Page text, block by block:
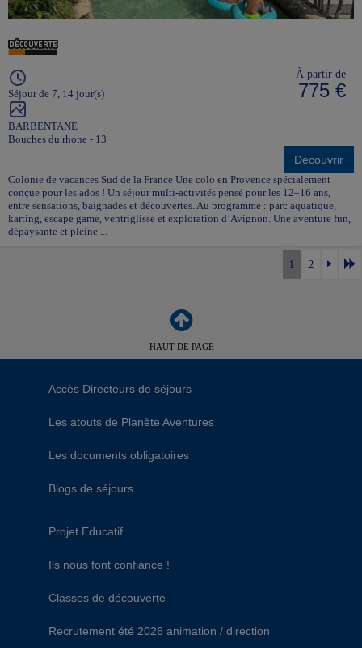
Séjour de 7, 14 jour(s)
BARBENTANE
Bouches du rhone - 13
À partir de
775 €
Découvrir
Colonie de vacances Sud de la France Une colo en Provence spécialement
conçue pour les ados ! Un séjour multi-activités pensé pour les 12–16 ans,
entre sensations, baignades et découvertes. Au programme : parc aquatique,
karting, escape game, ventriglisse et exploration d’Avignon. Une aventure fun,
dépaysante et pleine ...
1 2
HAUT DE PAGE
Accès Directeurs de séjours
Les atouts de Planète Aventures
Les documents obligatoires
Blogs de séjours
Projet Educatif
Ils nous font confiance !
Classes de découverte
Recrutement été 2026 animation / direction